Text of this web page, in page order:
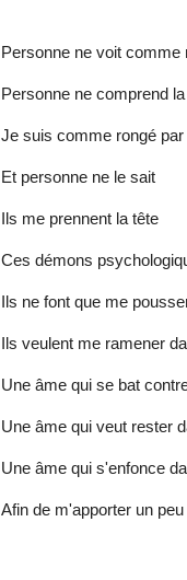
Personne ne voit
Personne ne comprend
Je suis comme rongé par
Et personne ne le sait
Ils me prennent la tête
Ces démons
Ils ne font que me
Ils veulent me ramener
Une âme qui se bat
Une âme qui veut rester
Une âme qui s'enfonce
Afin de m'apporter un